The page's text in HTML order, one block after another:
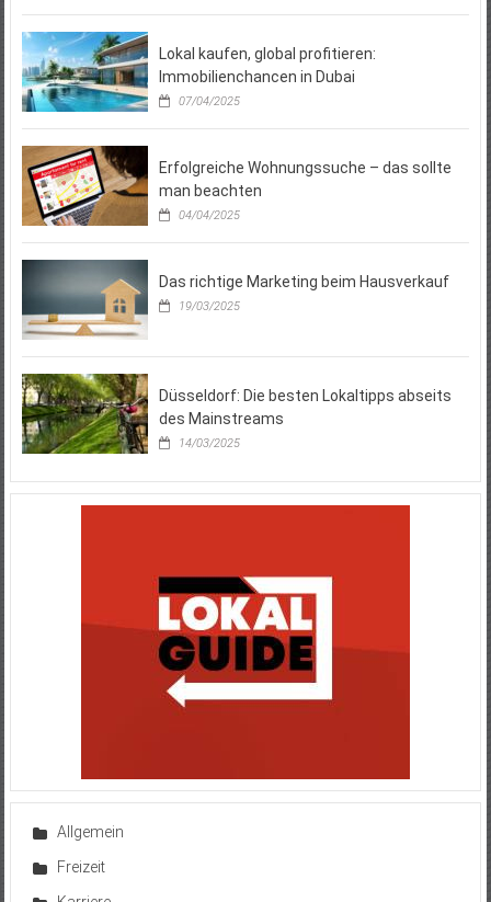
Lokal kaufen, global profitieren:
Immobilienchancen in Dubai
07/04/2025
Erfolgreiche Wohnungssuche – das sollte
man beachten
04/04/2025
Das richtige Marketing beim Hausverkauf
19/03/2025
Düsseldorf: Die besten Lokaltipps abseits
des Mainstreams
14/03/2025
Allgemein
Freizeit